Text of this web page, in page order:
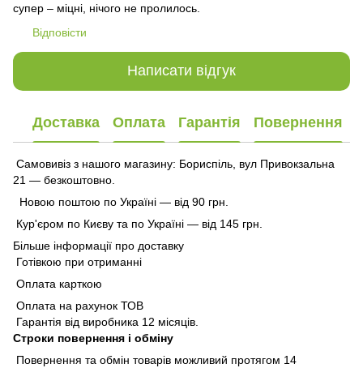
супер – міцні, нічого не пролилось.
Відповісти
Написати відгук
Доставка Оплата Гарантія Повернення
Самовивіз з нашого магазину: Бориспіль, вул Привокзальна
21 — безкоштовно.
Новою поштою по Україні — від 90 грн.
Кур'єром по Києву та по Україні — від 145 грн.
Більше інформації про доставку
Готівкою при отриманні
Оплата карткою
Оплата на рахунок ТОВ
Гарантія від виробника 12 місяців.
Строки повернення і обміну
Повернення та обмін товарів можливий протягом 14